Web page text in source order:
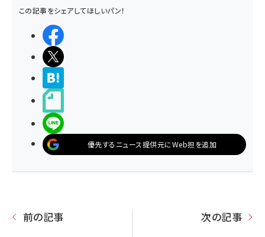
この記事をシェアしてほしいパン！
優先するニュース提供元にWeb担を追加
前の記事 次の記事